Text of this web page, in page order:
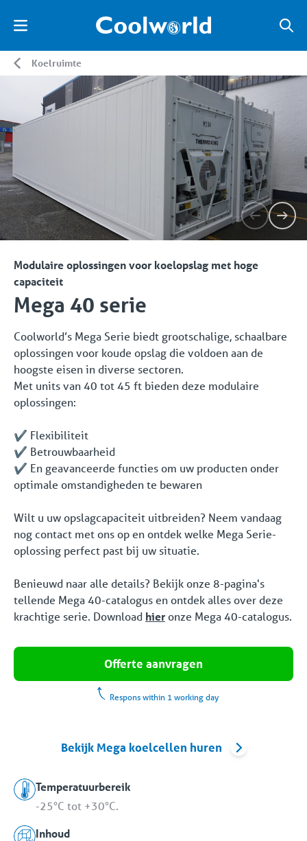
Koelruimte
Modulaire oplossingen voor koelopslag met hoge
capaciteit
Mega 40 serie
Coolworld’s Mega Serie biedt grootschalige, schaalbare
oplossingen voor koude opslag die voldoen aan de
hoogste eisen in diverse sectoren.
Met units van 40 tot 45 ft bieden deze modulaire
oplossingen:
✔️ Flexibiliteit
✔️ Betrouwbaarheid
✔️ En geavanceerde functies om uw producten onder
optimale omstandigheden te bewaren
Wilt u uw opslagcapaciteit uitbreiden? Neem vandaag
nog contact met ons op en ontdek welke Mega Serie-
oplossing perfect past bij uw situatie.
Benieuwd naar alle details? Bekijk onze 8-pagina's
tellende Mega 40-catalogus en ontdek alles over deze
krachtige serie. Download hieronze Mega 40-catalogus.
Offerte aanvragen
Respons within 1 working day
Bekijk Mega koelcellen huren
Temperatuurbereik
-25°C tot +30°C.
Inhoud